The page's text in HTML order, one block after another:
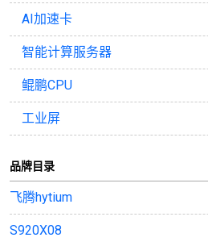
AI加速卡
智能计算服务器
鲲鹏CPU
工业屏
品牌目录
飞腾hytium
S920X08